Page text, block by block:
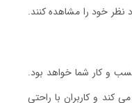
نظر خود را مشاهده کنند.
و کار شما خواهد بود.
کند و کاربران با راحتی